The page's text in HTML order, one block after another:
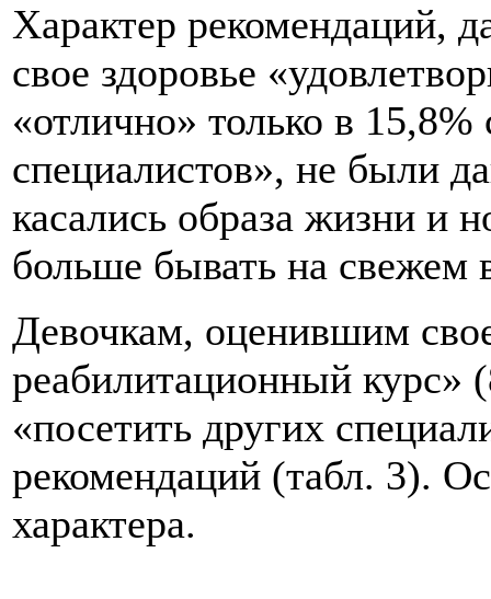
Характер рекомендаций,
свое здоровье
«отлично» только в
специалистов», не были
касались образа жизни и
больше бывать на свежем
Девочкам, оценившим
реабилитационный курс»
«посетить других
рекомендаций (табл. 3).
характера.